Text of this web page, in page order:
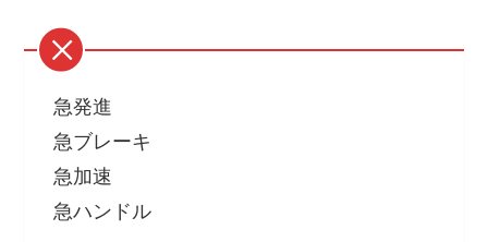
急発進
急ブレーキ
急加速
急ハンドル